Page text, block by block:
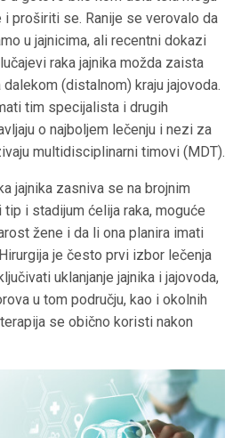
proširiti se. Ranije se verovalo da
u jajnicima, ali recentni dokazi
raka jajnika možda zaista
(distalnom) kraju jajovoda.
tim specijalista i drugih
o najboljem lečenju i nezi za
multidisciplinarni timovi (MDT).
jajnika zasniva se na brojnim
tip i stadijum ćelija raka, moguće
žene i da li ona planira imati
je često prvi izbor lečenja
uklanjanje jajnika i jajovoda,
u tom području, kao i okolnih
se obično koristi nakon